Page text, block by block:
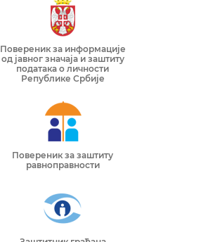
Повереник за информације
од јавног значаја и заштиту
података о личности
Републике Србије
Повереник за заштиту
равноправности